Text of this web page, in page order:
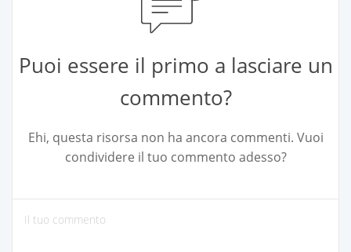
Puoi essere il primo a lasciare un
commento?
Ehi, questa risorsa non ha ancora commenti. Vuoi
condividere il tuo commento adesso?